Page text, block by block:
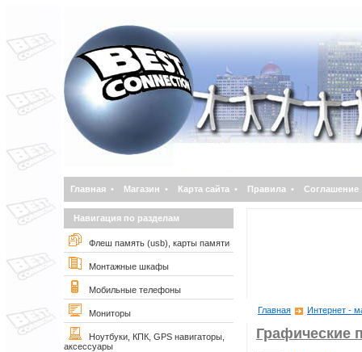
Главная • Магазин • Карта сайта • Правила • Соглашение
Навигация по разделам
Флеш память (usb), карты памяти
Монтажные шкафы
Мобильные телефоны
Мониторы
Ноутбуки, КПК, GPS навигаторы,
аксессуары
Главная Интернет -
Графические